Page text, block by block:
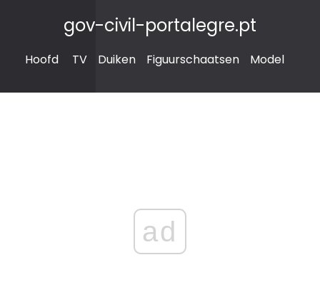
gov-civil-portalegre.pt
Hoofd TV Duiken Figuurschaatsen Model
ad